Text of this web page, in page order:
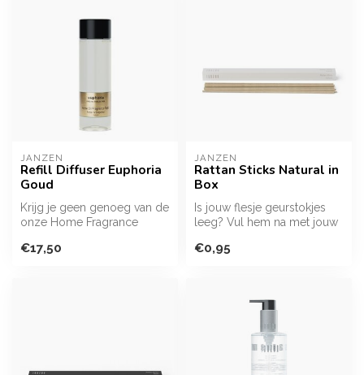
JANZEN
Refill Diffuser Euphoria
Goud
Krijg je geen genoeg van de
onze Home Fragrance
je j...
€17,50
JANZEN
Rattan Sticks Natural in
Box
Is jouw flesje geurstokjes
leeg? Vul hem na met jouw
€0,95